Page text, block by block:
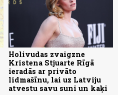
Holivudas zvaigzne
Kristena Stjuarte Rīgā
ieradās ar privāto
lidmašīnu, lai uz Latviju
atvestu savu suni un kaķi